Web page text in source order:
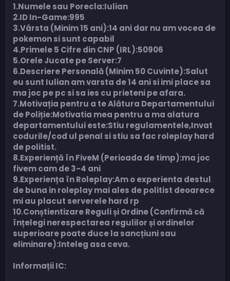
1.Numele sau Porecla:Iulian
2.ID In-Game:995
3.Vârsta (Minim 15 ani):14 ani dar nu am vocea de
pokemon si sunt capabil
4.Primele 5 Cifre din CNP (IRL):50906
5.Orele Jucate pe Server:7
6.Descriere Personală (Minim 50 Cuvinte):Salut
eu sunt Iulian am varsta de 14 ani si imi place sa
ma joc pe pc si sa ies cu prieteni pe afara.
7.Motivația pentru a te Alătura Departamentului
de Poliție:Motivatia mea pentru a ma alatura
departamentului este:Stiu regulamentele,Invat
codurile/cod ul penal si stiu sa fac roleplay hard
de politist.
8.Experiență în FiveM (Perioada de timp):ma joc
fivem cam de 3-4 ani
9.Experiența în Roleplay:Am o experienta destul
de buna in roleplay mai ales de politist deoarece
mi au placut serverele hard rp
10.Conștientizare Reguli și Ordine (Confirmă că
înțelegi nerespectarea regulilor și ordinelor
superioare poate duce la sancțiuni sau
eliminare):Inteleg asa ceva.
Informații IC: